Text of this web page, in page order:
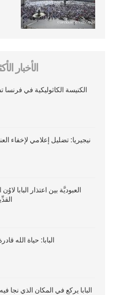
الأخبار
الكنيسة الكاثوليكية في فرنسا
نيجيريا: تضليل إعلامي لإخفاء
العبوديَّة بين اعتذار البابا
البابا: حياة الله
البابا يركع في المكان الذي نجا